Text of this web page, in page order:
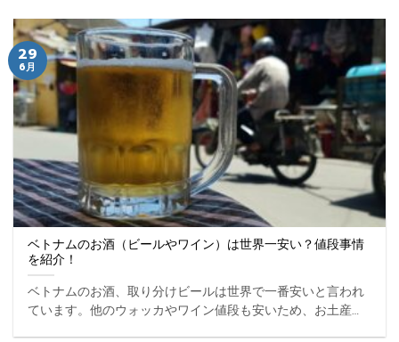
する ... ...
ベトナムのお酒（ビールやワイン）は世界一安い？値段事情
を紹介！
ベトナムのお酒、取り分けビールは世界で一番安いと言われ
ています。他のウォッカやワイン値段も安いため、お土産に
29
6月